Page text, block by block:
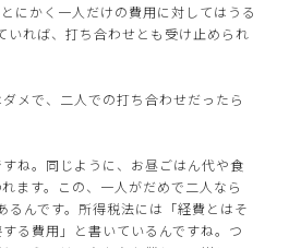
にかく一人だけの費用に対してはうる
いれば、打ち合わせとも受け止められ
メで、二人での打ち合わせだったら
ね。同じように、お昼ごはん代や食
ます。この、一人がだめで二人なら
るんです。所得税法には「経費とはそ
る費用」と書いているんですね。つ